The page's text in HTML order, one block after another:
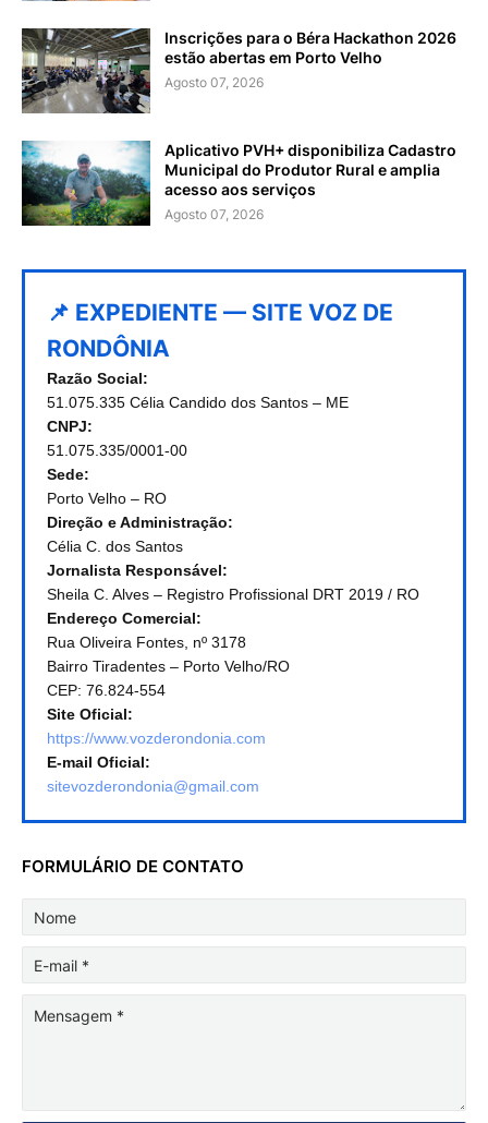
Inscrições para o Béra Hackathon 2026
estão abertas em Porto Velho
Agosto 07, 2026
Aplicativo PVH+ disponibiliza Cadastro
Municipal do Produtor Rural e amplia
acesso aos serviços
Agosto 07, 2026
📌 EXPEDIENTE — SITE VOZ DE
RONDÔNIA
Razão Social:
51.075.335 Célia Candido dos Santos – ME
CNPJ:
51.075.335/0001-00
Sede:
Porto Velho – RO
Direção e Administração:
Célia C. dos Santos
Jornalista Responsável:
Sheila C. Alves – Registro Profissional DRT 2019 / RO
Endereço Comercial:
Rua Oliveira Fontes, nº 3178
Bairro Tiradentes – Porto Velho/RO
CEP: 76.824-554
Site Oficial:
https://www.vozderondonia.com
E-mail Oficial:
sitevozderondonia@gmail.com
FORMULÁRIO DE CONTATO